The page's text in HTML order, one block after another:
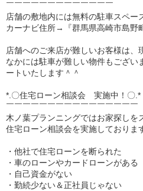
￣￣￣￣￣￣￣￣￣￣￣￣￣
店舗の敷地内には無料の駐車スペー
カーナビ住所→『群馬県高崎市島野
店舗へのご来店が難しいお客様は、
なかには駐車が難しい物件もござい
ートいたします＾＾
*.〇住宅ローン相談会 実施中！〇.*
￣￣￣￣￣￣￣￣￣￣￣￣￣￣￣￣
木ノ葉プランニングではお家探しを
住宅ローン相談会を実施しておりま
・他社で住宅ローンを断られた
・車のローンやカードローンがある
・自己資金がない
・勤続少ない＆正社員じゃない